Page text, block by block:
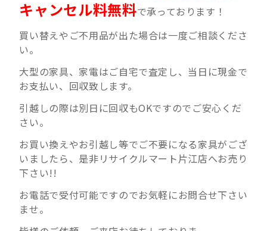
キャンセル料無料で承っております！
買い替えやご不用品が出た場合は一度ご相談くださ
い。
大型の家具、家電はご自宅で査定し、当日に現金で
お支払い、回収致します。
引越しの際は別日に回収もOKですのでご安心くだ
さい。
お買い換えやお引越し等でご不要になる家具がござ
いましたら、是非リサイクルマート片江店へお売り
下さい!!
お電話で受付可能ですのでお気軽にお問合せ下さい
ませ。